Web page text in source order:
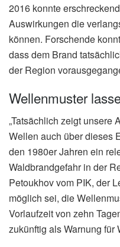
2016 konnte
Auswirkungen die
können. Forschende
dass dem Brand
der Region
Wellenmuster
„Tatsächlich zeigt unsere
Wellen auch über dieses
den 1980er Jahren ein
Waldbrandgefahr in der
Petoukhov vom PIK, der
möglich sei, die
Vorlaufzeit von zehn
zukünftig als Warnung für